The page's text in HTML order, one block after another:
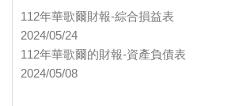
112年華歌爾財報-綜合損益表
2024/05/24
112年華歌爾的財報-資產負債表
2024/05/08